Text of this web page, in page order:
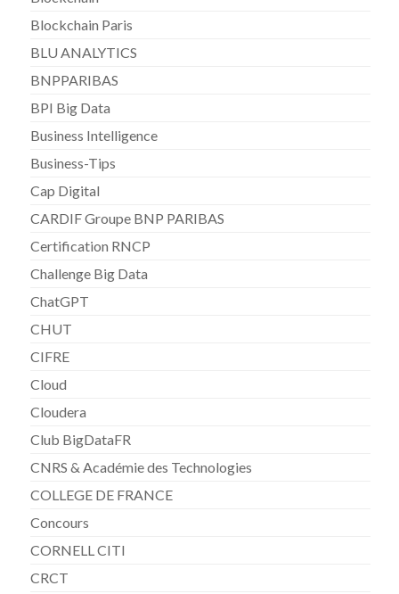
Blockchain Paris
BLU ANALYTICS
BNPPARIBAS
BPI Big Data
Business Intelligence
Business-Tips
Cap Digital
CARDIF Groupe BNP PARIBAS
Certification RNCP
Challenge Big Data
ChatGPT
CHUT
CIFRE
Cloud
Cloudera
Club BigDataFR
CNRS & Académie des Technologies
COLLEGE DE FRANCE
Concours
CORNELL CITI
CRCT